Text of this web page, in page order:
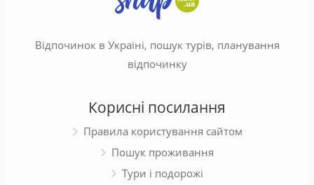
Відпочинок в Україні, пошук турів, планування
відпочинку
Корисні посилання
Правила користування сайтом
Пошук проживання
Тури і подорожі